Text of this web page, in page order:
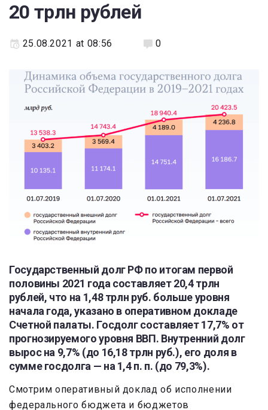
20 трлн рублей
25.08.2021 at 08:56 0
Государственный долг РФ по итогам первой
половины 2021 года составляет 20,4 трлн
рублей, что на 1,48 трлн руб. больше уровня
начала года, указано в оперативном докладе
Счетной палаты. Госдолг составляет 17,7% от
прогнозируемого уровня ВВП. Внутренний долг
вырос на 9,7% (до 16,18 трлн руб.), его доля в
сумме госдолга — на 1,4 п. п. (до 79,3%).
Смотрим оперативный доклад об исполнении
федерального бюджета и бюджетов